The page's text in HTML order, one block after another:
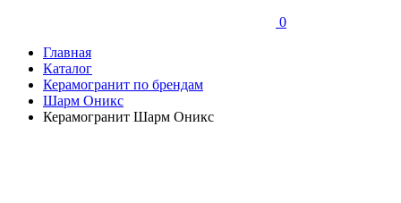
0
Главная
Каталог
Керамогранит по брендам
Шарм Оникс
Керамогранит Шарм Оникс